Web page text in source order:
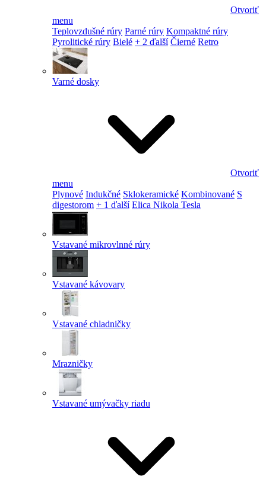
Otvoriť
menu
Teplovzdušné rúry Parné rúry Kompaktné rúry
Pyrolitické rúry Bielé + 2 ďalší Čierné Retro
Varné dosky
Otvoriť
menu
Plynové Indukčné Sklokeramické Kombinované S
digestorom + 1 ďalší Elica Nikola Tesla
Vstavané mikrovlnné rúry
Vstavané kávovary
Vstavané chladničky
Mrazničky
Vstavané umývačky riadu